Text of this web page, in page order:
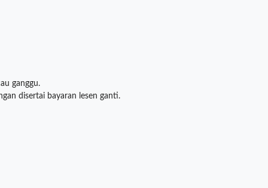
ganggu.
disertai bayaran lesen ganti.